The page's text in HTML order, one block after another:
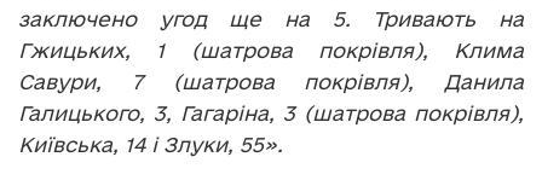
заключено угод ще на 5. Тривають на
Гжицьких, 1 (шатрова покрівля), Клима
Савури, 7 (шатрова покрівля), Данила
Галицького, 3, Гагаріна, 3 (шатрова покрівля),
Київська, 14 і Злуки, 55».